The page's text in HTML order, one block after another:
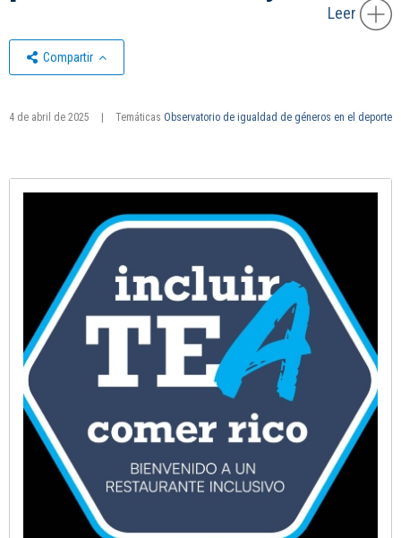
Leer
Compartir
4 de abril de 2025 Temáticas Observatorio de igualdad de géneros en el deporte